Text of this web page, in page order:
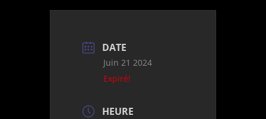
DATE
Juin 21 2024
Expiré!
HEURE